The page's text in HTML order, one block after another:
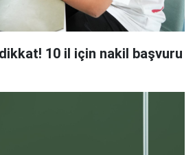
10 il için nakil başvuru